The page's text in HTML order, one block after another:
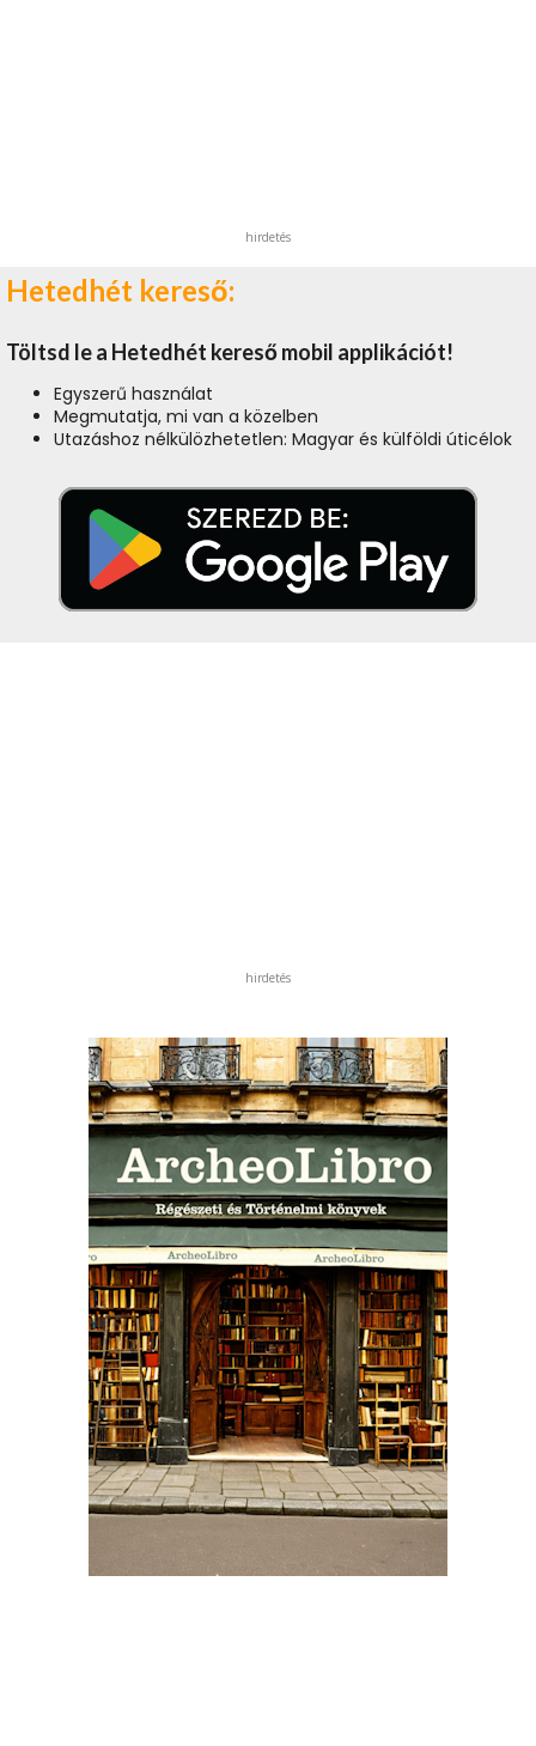
hirdetés
Hetedhét kereső:
Töltsd le a Hetedhét kereső mobil applikációt!
Egyszerű használat
Megmutatja, mi van a közelben
Utazáshoz nélkülözhetetlen: Magyar és külföldi úticélok
hirdetés